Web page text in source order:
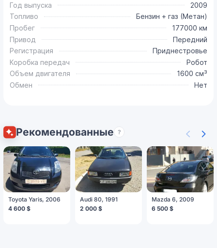
Год выпуска
2009
Топливо
Бензин + газ (Метан)
Пробег
177000 км
Привод
Передний
Регистрация
Приднестровье
Коробка передач
Робот
Объем двигателя
1600 см³
Обмен
Нет
Рекомендованные ?
Toyota Yaris, 2006
4 600 $
Audi 80, 1991
2 000 $
Mazda 6, 2009
6 500 $